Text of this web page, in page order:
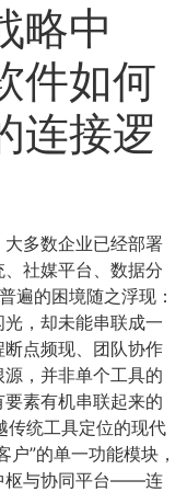
略中
件如何
连接逻
多数企业已经部署
社媒平台、数据分
遍的困境随之浮现：
，却未能串联成一
点频现、团队协作
，并非单个工具的
素有机串联起来的
传统工具定位的现代
户”的单一功能模块，
枢与协同平台——连